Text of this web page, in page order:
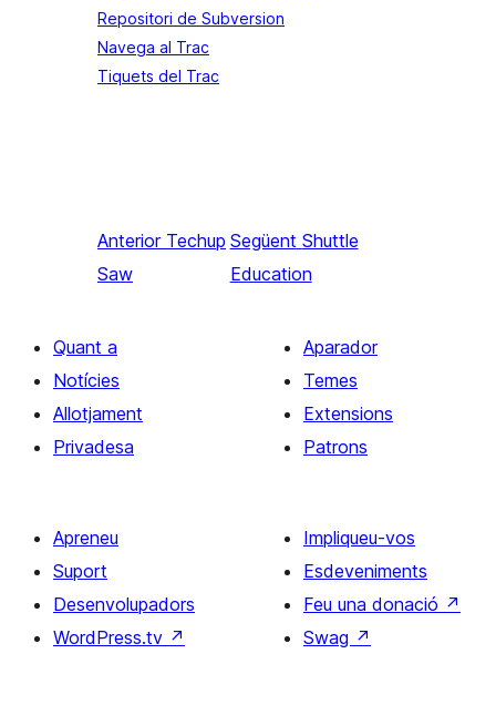
Repositori de Subversion
Navega al Trac
Tiquets del Trac
Anterior Techup
Saw
Següent Shuttle
Education
Quant a
Notícies
Allotjament
Privadesa
Aparador
Temes
Extensions
Patrons
Apreneu
Suport
Desenvolupadors
WordPress.tv ↗
Impliqueu-vos
Esdeveniments
Feu una donació ↗
Swag ↗